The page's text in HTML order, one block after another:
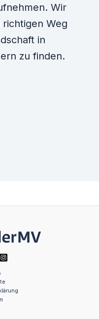
Wir
Weg
in
zu finden.